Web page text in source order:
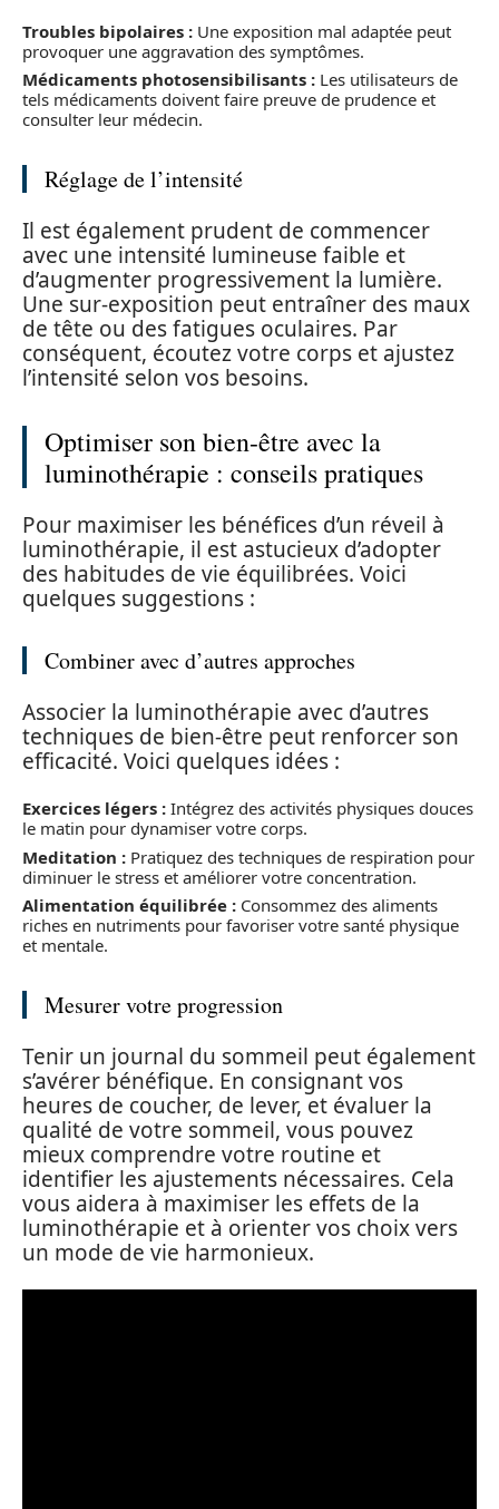
Troubles bipolaires : Une exposition mal adaptée peut
provoquer une aggravation des symptômes.
Médicaments photosensibilisants : Les utilisateurs de
tels médicaments doivent faire preuve de prudence et
consulter leur médecin.
Réglage de l’intensité
Il est également prudent de commencer
avec une intensité lumineuse faible et
d’augmenter progressivement la lumière.
Une sur-exposition peut entraîner des maux
de tête ou des fatigues oculaires. Par
conséquent, écoutez votre corps et ajustez
l’intensité selon vos besoins.
Optimiser son bien-être avec la
luminothérapie : conseils pratiques
Pour maximiser les bénéfices d’un réveil à
luminothérapie, il est astucieux d’adopter
des habitudes de vie équilibrées. Voici
quelques suggestions :
Combiner avec d’autres approches
Associer la luminothérapie avec d’autres
techniques de bien-être peut renforcer son
efficacité. Voici quelques idées :
Exercices légers : Intégrez des activités physiques douces
le matin pour dynamiser votre corps.
Meditation : Pratiquez des techniques de respiration pour
diminuer le stress et améliorer votre concentration.
Alimentation équilibrée : Consommez des aliments
riches en nutriments pour favoriser votre santé physique
et mentale.
Mesurer votre progression
Tenir un journal du sommeil peut également
s’avérer bénéfique. En consignant vos
heures de coucher, de lever, et évaluer la
qualité de votre sommeil, vous pouvez
mieux comprendre votre routine et
identifier les ajustements nécessaires. Cela
vous aidera à maximiser les effets de la
luminothérapie et à orienter vos choix vers
un mode de vie harmonieux.